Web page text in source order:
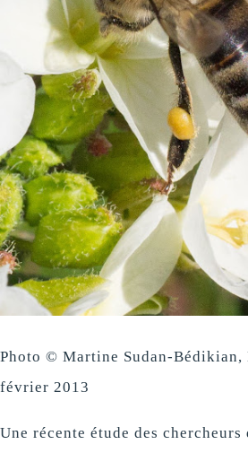
Photo © Martine Sudan-Bédikian,
février 2013
Une récente étude des